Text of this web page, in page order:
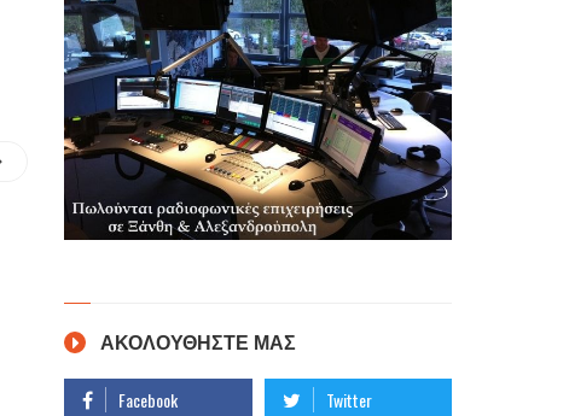
ΑΚΟΛΟΥΘΗΣΤΕ ΜΑΣ